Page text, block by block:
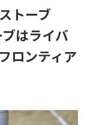
トーブ
はライバ
ロンティア